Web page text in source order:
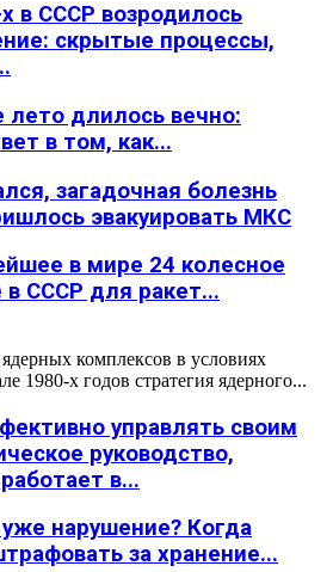
в СССР возродилось
скрытые процессы,
лето длилось вечно:
в том, как...
загадочная болезнь
эвакуировать МКС
в мире 24 колесное
в СССР для ракет...
комплексов в условиях
1980-х годов стратегия ядерного...
управлять своим
руководство,
в...
нарушение? Когда
за хранение...